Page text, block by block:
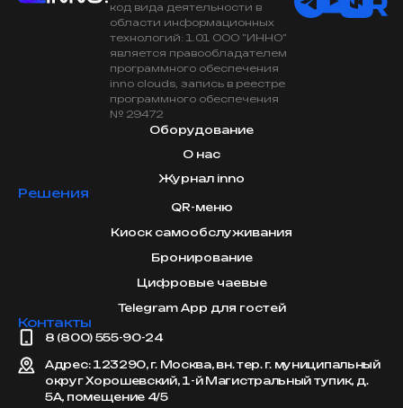
код вида деятельности в
области информационных
технологий: 1.01 ООО "ИННО"
является правообладателем
программного обеспечения
inno clouds, запись в реестре
программного обеспечения
№ 29472
Оборудование
О нас
Журнал inno
Решения
QR-меню
Киоск самообслуживания
Бронирование
Цифровые чаевые
Telegram App для гостей
Контакты
8 (800) 555-90-24
Адрес: 123290, г. Москва, вн. тер. г. муниципальный
округ Хорошевский, 1-й Магистральный тупик, д.
5А, помещение 4/5